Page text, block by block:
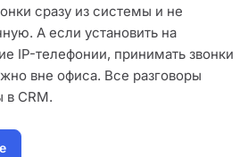
сразу из системы и не
А если установить на
IP-телефонии, принимать звонки
вне офиса. Все разговоры
в CRM.